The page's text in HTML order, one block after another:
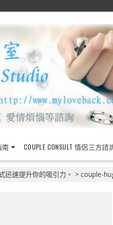
南 COUPLE CONSULT 情侶三方
迅速提升你的吸引力。 > couple-